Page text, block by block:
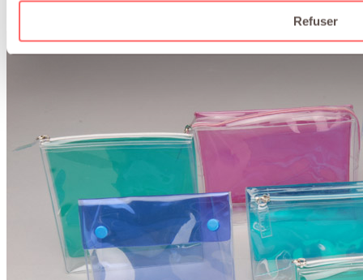
Refuser